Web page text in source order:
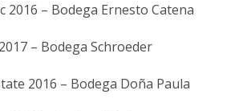
2016 – Bodega Ernesto Catena
– Bodega Schroeder
2016 – Bodega Doña Paula